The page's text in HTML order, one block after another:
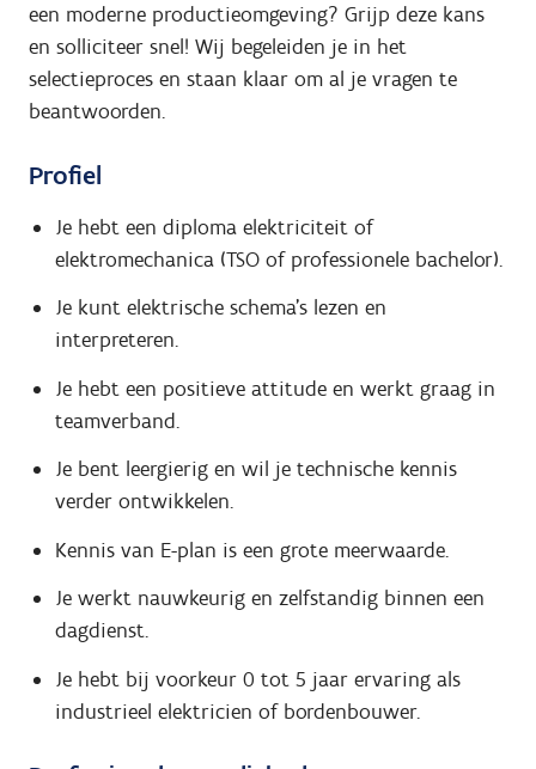
een moderne productieomgeving? Grijp deze kans
en solliciteer snel! Wij begeleiden je in het
selectieproces en staan klaar om al je vragen te
beantwoorden.
Profiel
Je hebt een diploma elektriciteit of
elektromechanica (TSO of professionele bachelor).
Je kunt elektrische schema’s lezen en
interpreteren.
Je hebt een positieve attitude en werkt graag in
teamverband.
Je bent leergierig en wil je technische kennis
verder ontwikkelen.
Kennis van E-plan is een grote meerwaarde.
Je werkt nauwkeurig en zelfstandig binnen een
dagdienst.
Je hebt bij voorkeur 0 tot 5 jaar ervaring als
industrieel elektricien of bordenbouwer.